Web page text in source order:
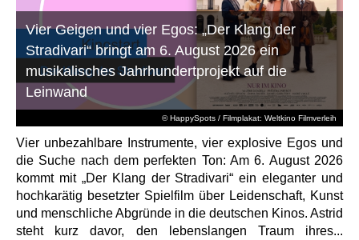
© HappySpots / Filmplakat: Weltkino Filmverleih
Vier Geigen und vier Egos: „Der Klang der
Stradivari“ bringt am 6. August 2026 ein
musikalisches Jahrhundertprojekt auf die
Leinwand
Vier unbezahlbare Instrumente, vier explosive Egos und
die Suche nach dem perfekten Ton: Am 6. August 2026
kommt mit „Der Klang der Stradivari“ ein eleganter und
hochkarätig besetzter Spielfilm über Leidenschaft, Kunst
und menschliche Abgründe in die deutschen Kinos. Astrid
steht kurz davor, den lebenslangen Traum ihres...